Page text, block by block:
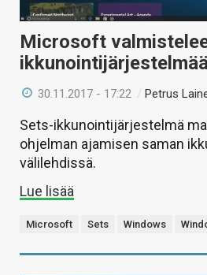
Microsoft
ikkunointijärjestelmää
30.11.2017 - 17:22 /Petrus
Sets-ikkunointijärjestelmä
ohjelman ajamisen saman
välilehdissä.
Lue lisää
Microsoft Sets Windows